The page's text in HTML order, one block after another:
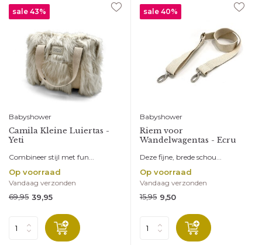
sale 43%
Babyshower
Camila Kleine Luiertas -
Yeti
Combineer stijl met fun...
Op voorraad
Vandaag verzonden
69,95 39,95
sale 40%
Babyshower
Riem voor
Wandelwagentas - Ecru
Deze fijne, brede schou...
Op voorraad
Vandaag verzonden
15,95 9,50